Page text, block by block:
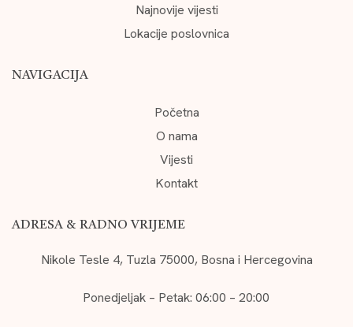
Najnovije vijesti
Lokacije poslovnica
NAVIGACIJA
Početna
O nama
Vijesti
Kontakt
ADRESA & RADNO VRIJEME
Nikole Tesle 4, Tuzla 75000, Bosna i Hercegovina
Ponedjeljak – Petak: 06:00 – 20:00